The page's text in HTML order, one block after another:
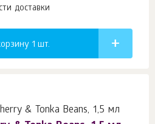
доставки
1 шт.